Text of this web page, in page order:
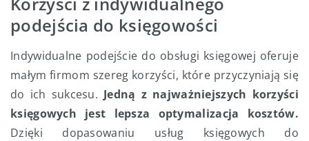
podejścia do księgowości
Indywidualne podejście do obsługi księgowej oferuje
małym firmom szereg korzyści, które przyczyniają się
do ich sukcesu. Jedną z najważniejszych korzyści
księgowych jest lepsza optymalizacja kosztów.
Dzięki dopasowaniu usług księgowych do